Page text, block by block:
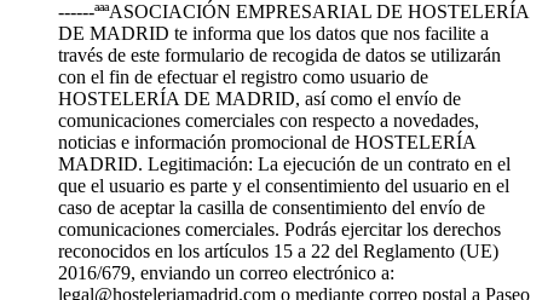
------ªªªASOCIACIÓN EMPRESARIAL DE HOSTELERÍA
DE MADRID te informa que los datos que nos facilite a
través de este formulario de recogida de datos se utilizarán
con el fin de efectuar el registro como usuario de
HOSTELERÍA DE MADRID, así como el envío de
comunicaciones comerciales con respecto a novedades,
noticias e información promocional de HOSTELERÍA
MADRID. Legitimación: La ejecución de un contrato en el
que el usuario es parte y el consentimiento del usuario en el
caso de aceptar la casilla de consentimiento del envío de
comunicaciones comerciales. Podrás ejercitar los derechos
reconocidos en los artículos 15 a 22 del Reglamento (UE)
2016/679, enviando un correo electrónico a:
legal@hosteleriamadrid.com o mediante correo postal a Paseo